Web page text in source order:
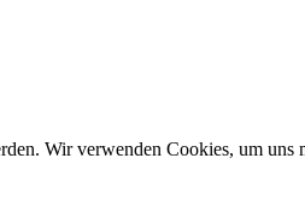
Wir verwenden Cookies, um